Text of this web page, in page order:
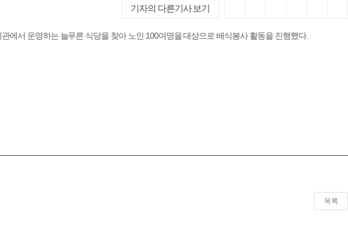
기자의 다른기사 보기
서 운영하는 늘푸른 식당을 찾아 노인 100여명을 대상으로 배식봉사 활동을 진행했다.
목록